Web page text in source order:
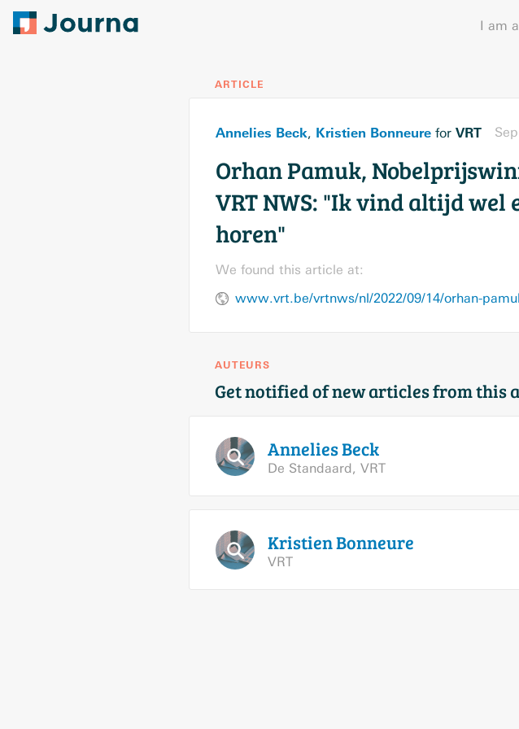
I am
ARTICLE
Annelies Beck, Kristien Bonneure for VRT
Orhan Pamuk,
VRT NWS: "Ik vind altijd
horen"
We found this article at:
www.vrt.be/vrtnws/nl/2022/09/14/orhan-
AUTEURS
Get notified of new articles from this
AnneliesBeck
De Standaard, VRT
KristienBonneure
VRT